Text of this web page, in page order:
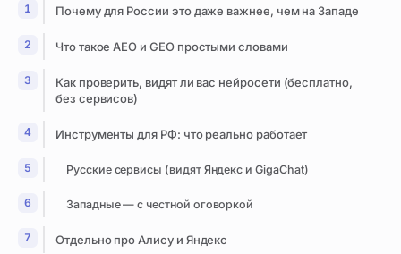
Почему для России это даже важнее, чем на Западе
Что такое AEO и GEO простыми словами
Как проверить, видят ли вас нейросети (бесплатно,
без сервисов)
Инструменты для РФ: что реально работает
Русские сервисы (видят Яндекс и GigaChat)
Западные — с честной оговоркой
Отдельно про Алису и Яндекс